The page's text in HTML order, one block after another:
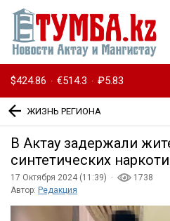
$424.86 · €514.3 · ₽5.83
ЖИЗНЬ РЕГИОНА
В Актау задержали
синтетических
17 Октября 2024 (11:39) ·
1738
Автор: Редакция